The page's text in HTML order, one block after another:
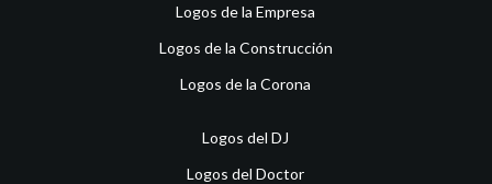
Logos de la Empresa
Logos de la Construcción
Logos de la Corona
Logos del DJ
Logos del Doctor